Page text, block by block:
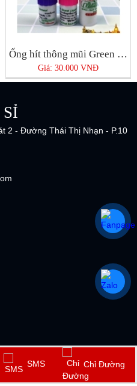
Ống hít thông mũi Green Herb
Giá: 30.000 VNĐ
2 - Đường Thái Thị Nhạn - P.10
. All rights reserved. Design by
SMS Chỉ Đường